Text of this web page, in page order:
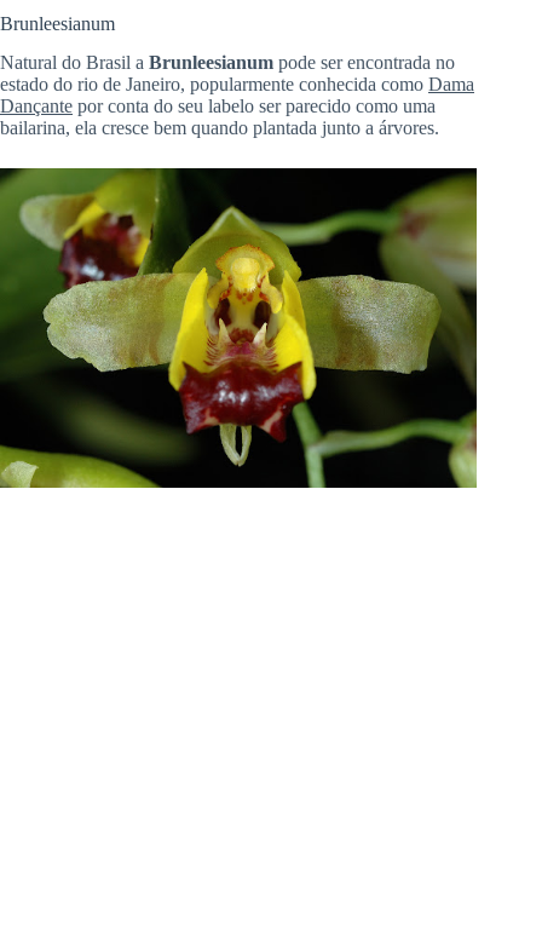
Brunleesianum
Natural do Brasil a Brunleesianum pode ser encontrada no
estado do rio de Janeiro, popularmente conhecida como Dama
Dançante por conta do seu labelo ser parecido como uma
bailarina, ela cresce bem quando plantada junto a árvores.